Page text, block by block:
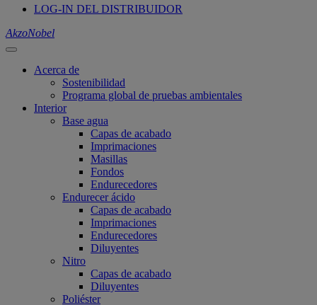
LOG-IN DEL DISTRIBUIDOR
AkzoNobel
Acerca de
Sostenibilidad
Programa global de pruebas ambientales
Interior
Base agua
Capas de acabado
Imprimaciones
Masillas
Fondos
Endurecedores
Endurecer ácido
Capas de acabado
Imprimaciones
Endurecedores
Diluyentes
Nitro
Capas de acabado
Diluyentes
Poliéster